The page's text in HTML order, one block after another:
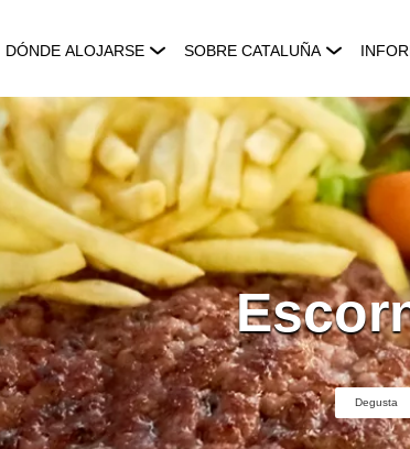
DÓNDE ALOJARSE SOBRE CATALUÑA
Degusta